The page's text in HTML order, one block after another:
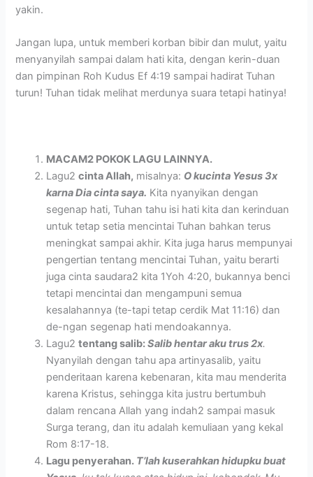
yakin.
Jangan lupa, untuk memberi korban bibir dan mulut, yaitu
menyanyilah sampai dalam hati kita, dengan kerin-duan
dan pimpinan Roh Kudus Ef 4:19 sampai hadirat Tuhan
turun! Tuhan tidak melihat merdunya suara tetapi hatinya!
MACAM2 POKOK LAGU LAINNYA.
Lagu2cinta Allah, misalnya: O kucinta Yesus 3x
karna Dia cinta saya. Kita nyanyikan dengan
segenap hati, Tuhan tahu isi hati kita dan kerinduan
untuk tetap setia mencintai Tuhan bahkan terus
meningkat sampai akhir. Kita juga harus mempunyai
pengertian tentang mencintai Tuhan, yaitu berarti
juga cinta saudara2 kita 1Yoh 4:20, bukannya benci
tetapi mencintai dan mengampuni semua
kesalahannya (te-tapi tetap cerdik Mat 11:16) dan
de-ngan segenap hati mendoakannya.
Lagu2tentang salib:Salib hentar aku trus 2x.
Nyanyilah dengan tahu apa artinyasalib, yaitu
penderitaan karena kebenaran, kita mau menderita
karena Kristus, sehingga kita justru bertumbuh
dalam rencana Allah yang indah2 sampai masuk
Surga terang, dan itu adalah kemuliaan yang kekal
Rom 8:17-18.
Lagu penyerahan. T’lah kuserahkan hidupku buat